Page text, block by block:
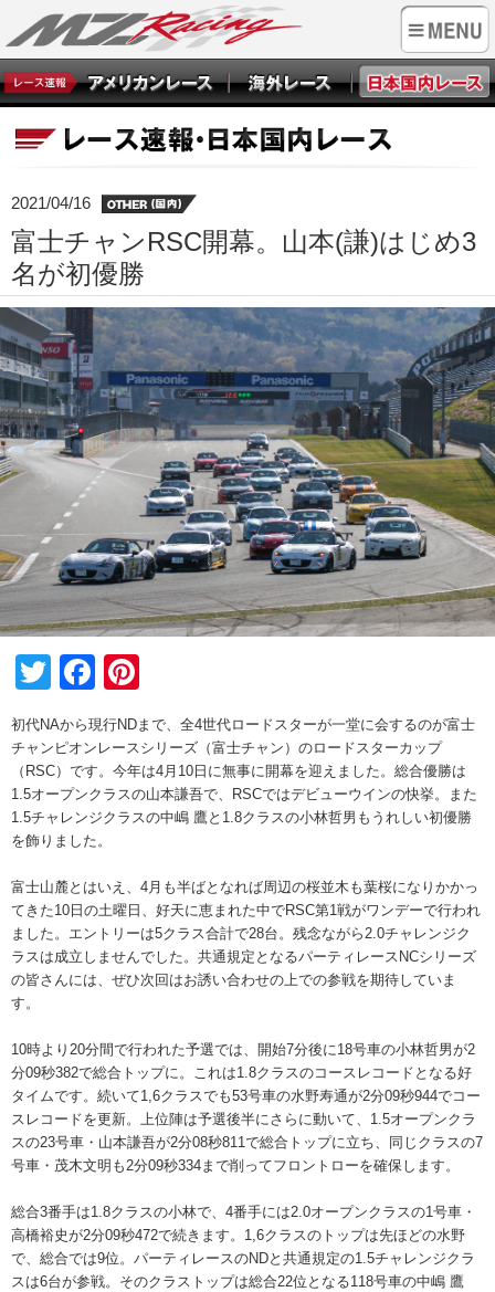
2021/04/16
富士チャンRSC開幕。山本(謙)はじめ3
名が初優勝
TwitterFacebook
初代NAから現行NDまで、全4世代ロードスターが一堂に会するのが富士
チャンピオンレースシリーズ（富士チャン）のロードスターカップ
（RSC）です。今年は4月10日に無事に開幕を迎えました。総合優勝は
1.5オープンクラスの山本謙吾で、RSCではデビューウインの快挙。また
1.5チャレンジクラスの中嶋 鷹と1.8クラスの小林哲男もうれしい初優勝
を飾りました。
富士山麓とはいえ、4月も半ばとなれば周辺の桜並木も葉桜になりかかっ
てきた10日の土曜日、好天に恵まれた中でRSC第1戦がワンデーで行われ
ました。エントリーは5クラス合計で28台。残念ながら2.0チャレンジク
ラスは成立しませんでした。共通規定となるパーティレースNCシリーズ
の皆さんには、ぜひ次回はお誘い合わせの上での参戦を期待していま
す。
10時より20分間で行われた予選では、開始7分後に18号車の小林哲男が2
分09秒382で総合トップに。これは1.8クラスのコースレコードとなる好
タイムです。続いて1,6クラスでも53号車の水野寿通が2分09秒944でコー
スレコードを更新。上位陣は予選後半にさらに動いて、1.5オープンクラ
スの23号車・山本謙吾が2分08秒811で総合トップに立ち、同じクラスの7
号車・茂木文明も2分09秒334まで削ってフロントローを確保します。
総合3番手は1.8クラスの小林で、4番手には2.0オープンクラスの1号車・
高橋裕史が2分09秒472で続きます。1,6クラスのトップは先ほどの水野
で、総合では9位。パーティレースのNDと共通規定の1.5チャレンジクラ
スは6台が参戦。そのクラストップは総合22位となる118号車の中嶋 鷹